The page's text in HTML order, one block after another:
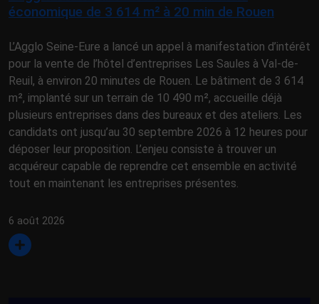
économique de 3 614 m² à 20 min de Rouen
L’Agglo Seine-Eure a lancé un appel à manifestation d’intérêt
pour la vente de l’hôtel d’entreprises Les Saules à Val-de-
Reuil, à environ 20 minutes de Rouen. Le bâtiment de 3 614
m², implanté sur un terrain de 10 490 m², accueille déjà
plusieurs entreprises dans des bureaux et des ateliers. Les
candidats ont jusqu’au 30 septembre 2026 à 12 heures pour
déposer leur proposition. L’enjeu consiste à trouver un
acquéreur capable de reprendre cet ensemble en activité
tout en maintenant les entreprises présentes.
6 août 2026